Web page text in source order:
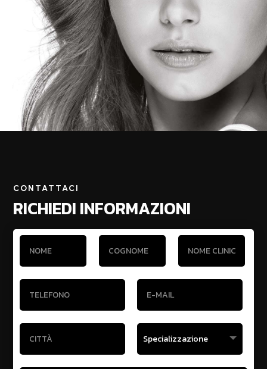
CONTATTACI
RICHIEDI INFORMAZIONI